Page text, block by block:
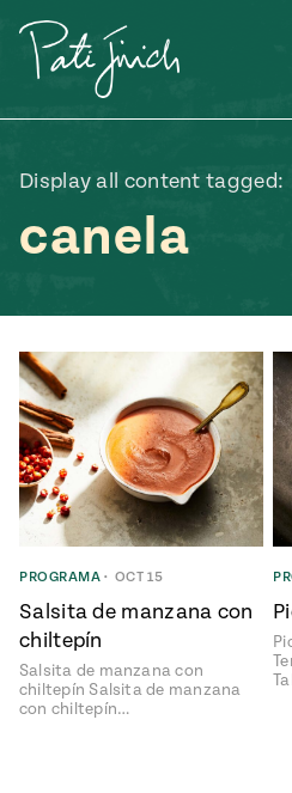
contenido
Postres
Clásicos
Mexicanos
113:
ENGLISH•
Display all content tagged:
canela
PROGRAMA • OCT 15
Salsita de manzana con
chiltepín
Salsita de manzana con
chiltepín Salsita de manzana
con chiltepín…